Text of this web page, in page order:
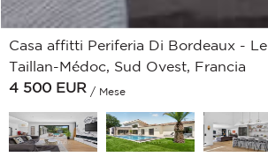
Casa affitti Periferia Di Bordeaux - Le
Taillan-Médoc, Sud Ovest, Francia
4 500 EUR / Mese